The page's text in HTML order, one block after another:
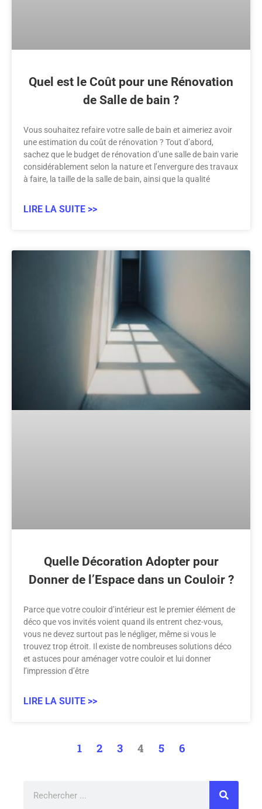
Quel est le Coût pour une Rénovation
de Salle de bain ?
Vous souhaitez refaire votre salle de bain et aimeriez avoir
une estimation du coût de rénovation ? Tout d’abord,
sachez que le budget de rénovation d’une salle de bain varie
considérablement selon la nature et l’envergure des travaux
à faire, la taille de la salle de bain, ainsi que la qualité
LIRE LA SUITE >>
Quelle Décoration Adopter pour
Donner de l’Espace dans un Couloir ?
Parce que votre couloir d’intérieur est le premier élément de
déco que vos invités voient quand ils entrent chez-vous,
vous ne devez surtout pas le négliger, même si vous le
trouvez trop étroit. Il existe de nombreuses solutions déco
et astuces pour aménager votre couloir et lui donner
l’impression d’être
LIRE LA SUITE >>
1 2 3 4 5 6
Rechercher